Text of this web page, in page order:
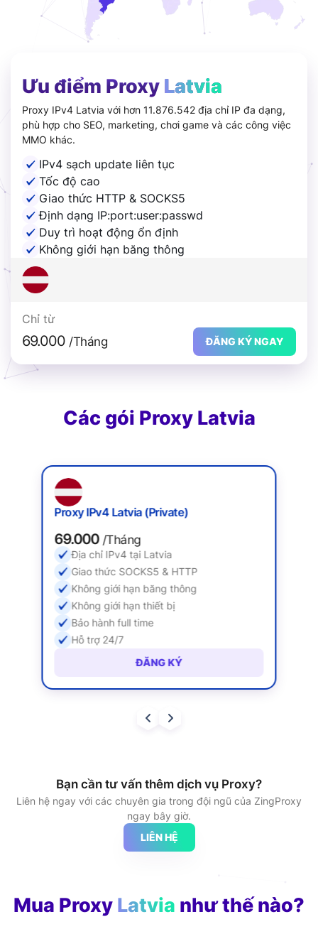
Ưu điểm Proxy Latvia
Proxy IPv4 Latvia với hơn 11.876.542 địa chỉ IP đa dạng,
phù hợp cho SEO, marketing, chơi game và các công việc
MMO khác.
IPv4 sạch update liên tục
Tốc độ cao
Giao thức HTTP & SOCKS5
Định dạng IP:port:user:passwd
Duy trì hoạt động ổn định
Không giới hạn băng thông
Chỉ từ
69.000 /Tháng ĐĂNG KÝ NGAY
Các gói Proxy Latvia
Proxy IPv4 Latvia (Private)
69.000/Tháng
Địa chỉ IPv4 tại Latvia
Giao thức SOCKS5 & HTTP
Không giới hạn băng thông
Không giới hạn thiết bị
Bảo hành full time
Hỗ trợ 24/7
ĐĂNG KÝ
Bạn cần tư vấn thêm dịch vụ Proxy?
Liên hệ ngay với các chuyên gia trong đội ngũ của ZingProxy
ngay bây giờ.
LIÊN HỆ
Mua Proxy Latvia như thế nào?